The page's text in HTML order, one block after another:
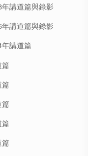
年講道篇與錄影
年講道篇與錄影
年講道篇